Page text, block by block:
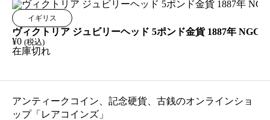
イギリス
ヴィクトリア ジュビリーヘッド 5ポンド金貨 1887年 NGC
¥0 (税込)
在庫切れ
アンティークコイン、記念硬貨、古銭のオンラインショ
ップ「レアコインズ」